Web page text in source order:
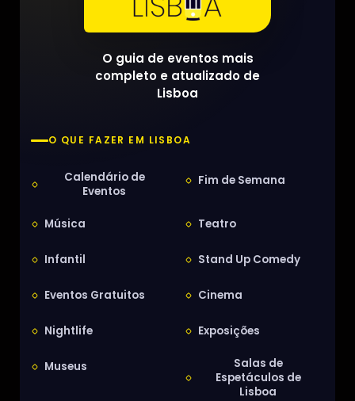
O guia de eventos mais
completo e atualizado de
Lisboa
O QUE FAZER EM LISBOA
Calendário de
Eventos
Fim de Semana
Música Teatro
Infantil Stand Up Comedy
Eventos Gratuitos Cinema
Nightlife Exposições
Museus
Salas de
Espetáculos de
Lisboa